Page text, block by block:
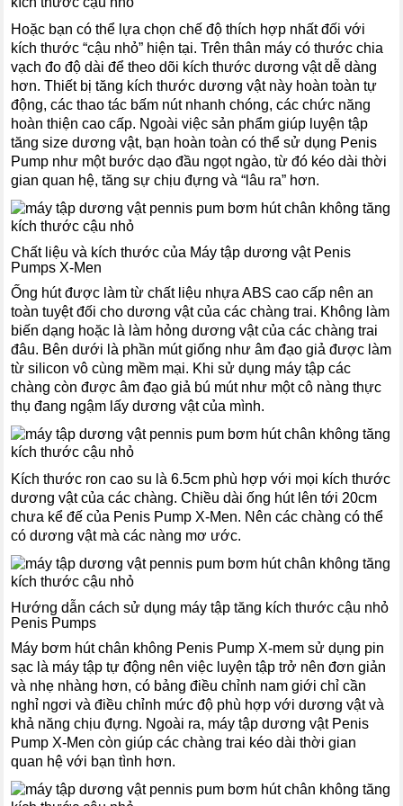
Hoặc bạn có thể lựa chọn chế độ thích hợp nhất đối với
kích thước “cậu nhỏ” hiện tại. Trên thân máy có thước chia
vạch đo độ dài để theo dõi kích thước dương vật dễ dàng
hơn. Thiết bị tăng kích thước dương vật này hoàn toàn tự
động, các thao tác bấm nút nhanh chóng, các chức năng
hoàn thiện cao cấp. Ngoài việc sản phẩm giúp luyện tập
tăng size dương vật, bạn hoàn toàn có thể sử dụng Penis
Pump như một bước dạo đầu ngọt ngào, từ đó kéo dài thời
gian quan hệ, tăng sự chịu đựng và “lâu ra” hơn.
Chất liệu và kích thước của Máy tập dương vật Penis
Pumps X-Men
Ống hút được làm từ chất liệu nhựa ABS cao cấp nên an
toàn tuyệt đối cho dương vật của các chàng trai. Không làm
biến dạng hoặc là làm hỏng dương vật của các chàng trai
đâu. Bên dưới là phần mút giống như âm đạo giả được làm
từ silicon vô cùng mềm mại. Khi sử dụng máy tập các
chàng còn được âm đạo giả bú mút như một cô nàng thực
thụ đang ngậm lấy dương vật của mình.
Kích thước ron cao su là 6.5cm phù hợp với mọi kích thước
dương vật của các chàng. Chiều dài ống hút lên tới 20cm
chưa kể đế của Penis Pump X-Men. Nên các chàng có thể
có dương vật mà các nàng mơ ước.
Hướng dẫn cách sử dụng máy tập tăng kích thước cậu nhỏ
Penis Pumps
Máy bơm hút chân không Penis Pump X-mem sử dụng pin
sạc là máy tập tự động nên việc luyện tập trở nên đơn giản
và nhẹ nhàng hơn, có bảng điều chỉnh nam giới chỉ cần
nghỉ ngơi và điều chỉnh mức độ phù hợp với dương vật và
khả năng chịu đựng. Ngoài ra, máy tập dương vật Penis
Pump X-Men còn giúp các chàng trai kéo dài thời gian
quan hệ với bạn tình hơn.